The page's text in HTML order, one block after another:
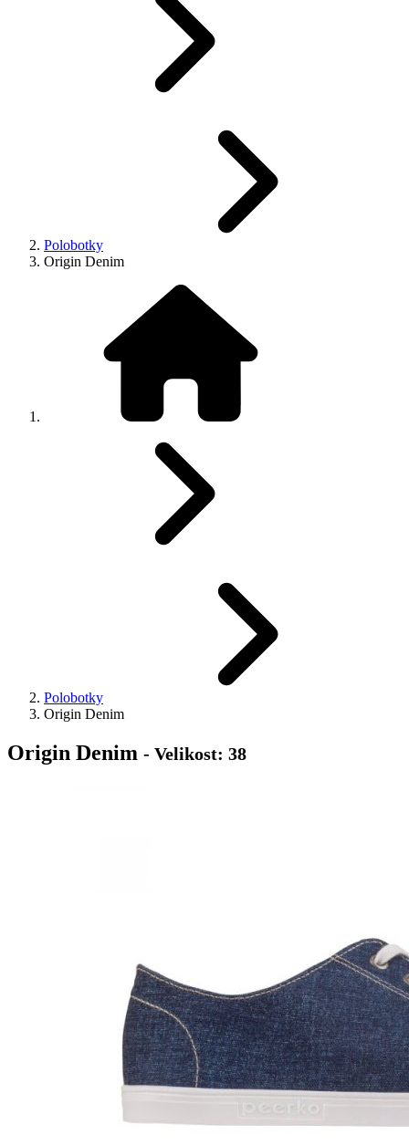
Polobotky
Origin Denim
Polobotky
Origin Denim
Origin Denim - Velikost: 38